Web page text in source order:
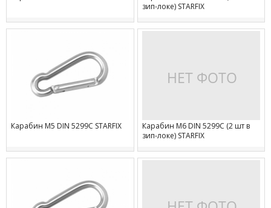
зип-локе) STARFIX
Карабин М5 DIN 5299C STARFIX
Карабин М6 DIN 5299C (2 шт в
зип-локе) STARFIX